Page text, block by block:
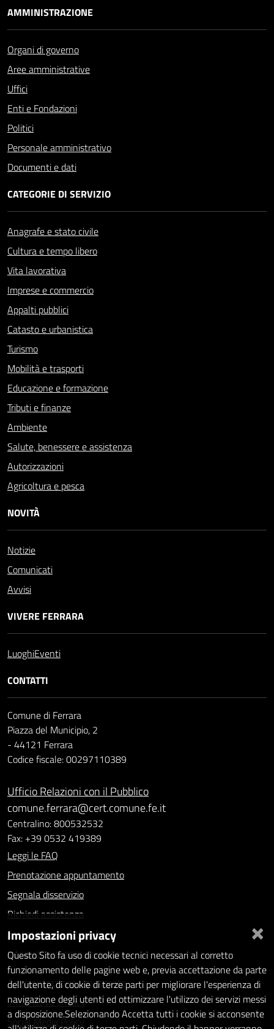
AMMINISTRAZIONE
Organi di governo
Aree amministrative
Uffici
Enti e Fondazioni
Politici
Personale amministrativo
Documenti e dati
CATEGORIE DI SERVIZIO
Anagrafe e stato civile
Cultura e tempo libero
Vita lavorativa
Imprese e commercio
Appalti pubblici
Catasto e urbanistica
Turismo
Mobilità e trasporti
Educazione e formazione
Tributi e finanze
Ambiente
Salute, benessere e assistenza
Autorizzazioni
Agricoltura e pesca
NOVITÀ
Notizie
Comunicati
Avvisi
VIVERE FERRARA
LuoghiEventi
CONTATTI
Comune di Ferrara
Piazza del Municipio, 2
- 44121 Ferrara
Codice fiscale: 00297110389
Ufficio Relazioni con il Pubblico
comune.ferrara@cert.comune.fe.it
Centralino: 800532532
Fax: +39 0532 419389
Leggi le FAQ
Prenotazione appuntamento
Segnala disservizio
Richiedi assistenza
Statistiche dei Siti web
Intranet - accesso riservato
Amministrazione trasparente
Informativa privacy
Social Media Policy
×
Impostazioni privacy
Questo Sito fa uso di cookie tecnici necessari al corretto
funzionamento delle pagine web e, previa accettazione da parte
dell'utente, di cookie di terze parti per migliorare l'esperienza di
navigazione degli utenti ed ottimizzare l'utilizzo dei servizi messi
a disposizione.Selezionando Accetta tutti i cookie si acconsente